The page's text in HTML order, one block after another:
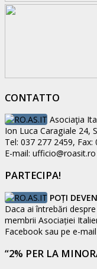
CONTATTO
Asociaţia
Ion Luca Caragiale 24,
Tel: 037 277 2459, Fax:
E-mail: ufficio@roasit.ro
PARTECIPA!
POȚI
Daca ai întrebări
membrii Asociației
Facebook sau pe e-
“2% PER LA